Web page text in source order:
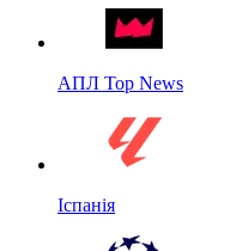
АПЛ Top News
Іспанія